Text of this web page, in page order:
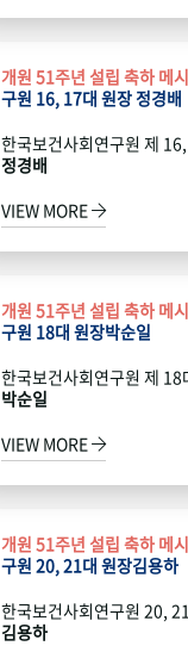
개원 51주년 설립 축하 메
구원 16, 17대 원장 정경배
한국보건사회연구원 제
정경배
VIEW MORE
개원 51주년 설립 축하 메
구원 18대 원장박순일
한국보건사회연구원 제 18
박순일
VIEW MORE
개원 51주년 설립 축하 메
구원 20, 21대 원장김용하
한국보건사회연구원 20,
김용하